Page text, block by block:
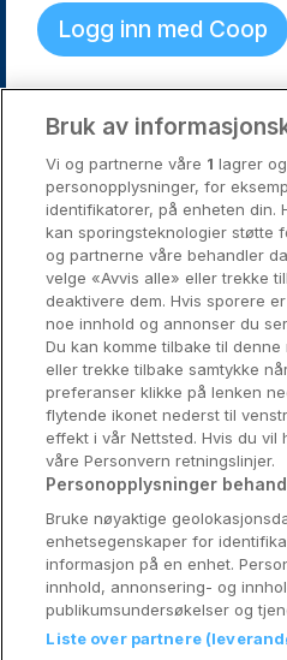
Logg inn med Coop
Byferie i
Oslo
Utforsk
Om Coop
Koselig
Velvære
Bruk av
Vi og partnerne våre 1 lagrer
personopplysninger, for
identifikatorer, på enheten din.
kan sporingsteknologier støtte
og partnerne våre behandler
velge «Avvis alle» eller trekke
deaktivere dem. Hvis sporere
noe innhold og annonser du
Du kan komme tilbake til
eller trekke tilbake samtykke
preferanser klikke på lenken
flytende ikonet nederst til
effekt i vår Nettsted. Hvis du
våre Personvern retningslinjer.
Personopplysninger
Bruke nøyaktige
enhetsegenskaper for
informasjon på en enhet.
innhold, annonsering- og
publikumsundersøkelser og
Liste over partnere